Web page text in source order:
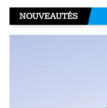
NOUVEAUTÉS